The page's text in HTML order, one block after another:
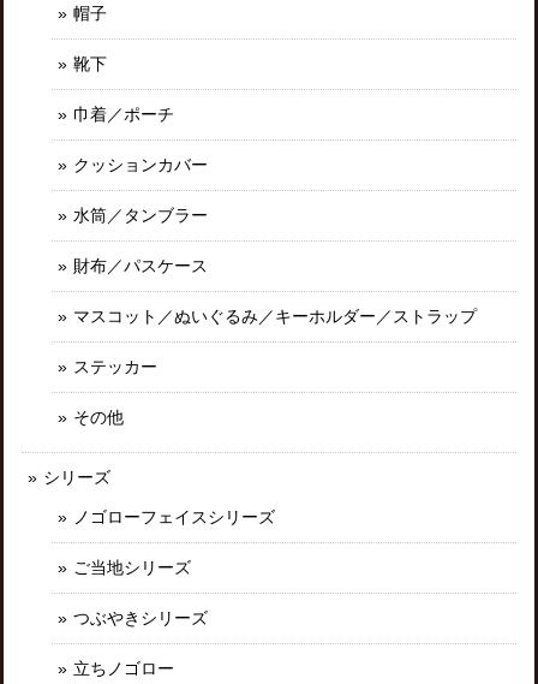
帽子
靴下
巾着／ポーチ
クッションカバー
水筒／タンブラー
財布／パスケース
マスコット／ぬいぐるみ／キーホルダー／ストラップ
ステッカー
その他
シリーズ
ノゴローフェイスシリーズ
ご当地シリーズ
つぶやきシリーズ
立ちノゴロー